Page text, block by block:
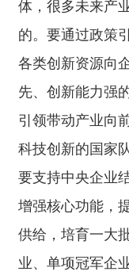
服务。要完善财税
入。大力发展科技
期融资需求相适应
投早、投小、投长
政策，支持首台（
人才是未来产业发
新、宽容失败的浓
积极性。